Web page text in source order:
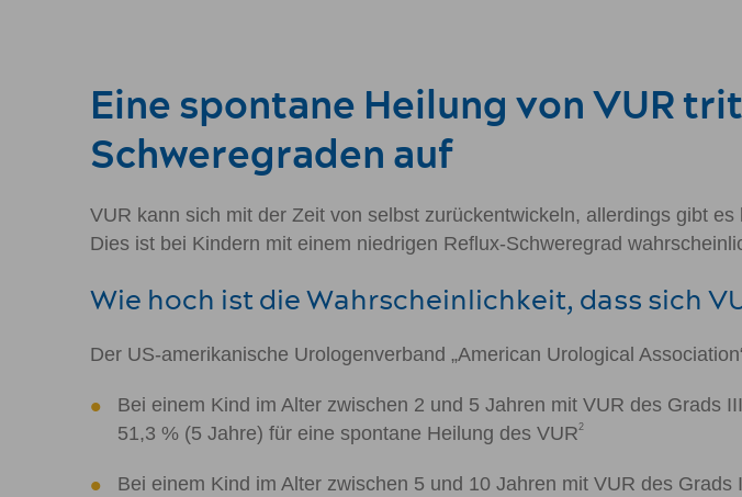
Eine spontane Heilung von VUR
Schweregraden auf
VUR kann sich mit der Zeit von selbst zurückentwickeln, allerdings gibt
Dies ist bei Kindern mit einem niedrigen Reflux-Schweregrad
Wie hoch ist die Wahrscheinlichkeit, dass sich
Der US-amerikanische Urologenverband „American Urological
Bei einem Kind im Alter zwischen 2 und 5 Jahren mit VUR des Grads
51,3 % (5 Jahre) für eine spontane Heilung des VUR2
Bei einem Kind im Alter zwischen 5 und 10 Jahren mit VUR des